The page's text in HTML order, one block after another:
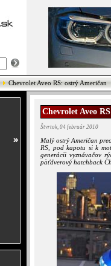
Chevrolet Aveo RS: ostrý Američan
Chevrolet Aveo
Štvrtok, 04 február 2010
Malý ostrý Američan
RS, pod kapotu si k
generácii vyznávačov
päťdverový hatchback